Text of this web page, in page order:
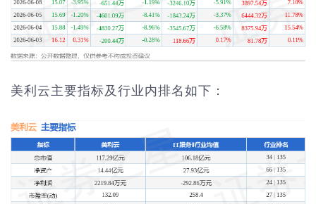
美利云主要指标及行业内排名如下：